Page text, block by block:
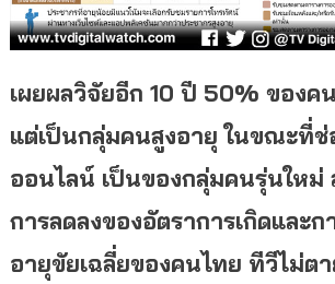
เผยผลวิจัยอีก 10 ปี 50% ของค
แต่เป็นกลุ่มคนสูงอายุ ในขณะที่ช่
ออนไลน์ เป็นของกลุ่มคนรุ่นใหม่
การลดลงของอัตราการเกิดและ
อายุขัยเฉลี่ยของคนไทย ทีวีไม่ต